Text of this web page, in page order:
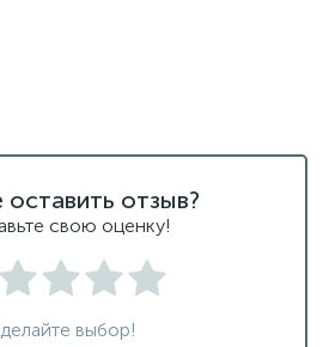
оставить отзыв?
свою оценку!
выбор!